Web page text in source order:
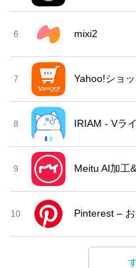
6 mixi2
7 Yahoo!ショ
8 IRIAM - Vラ
9 Meitu AI加工
10 Pinterest –